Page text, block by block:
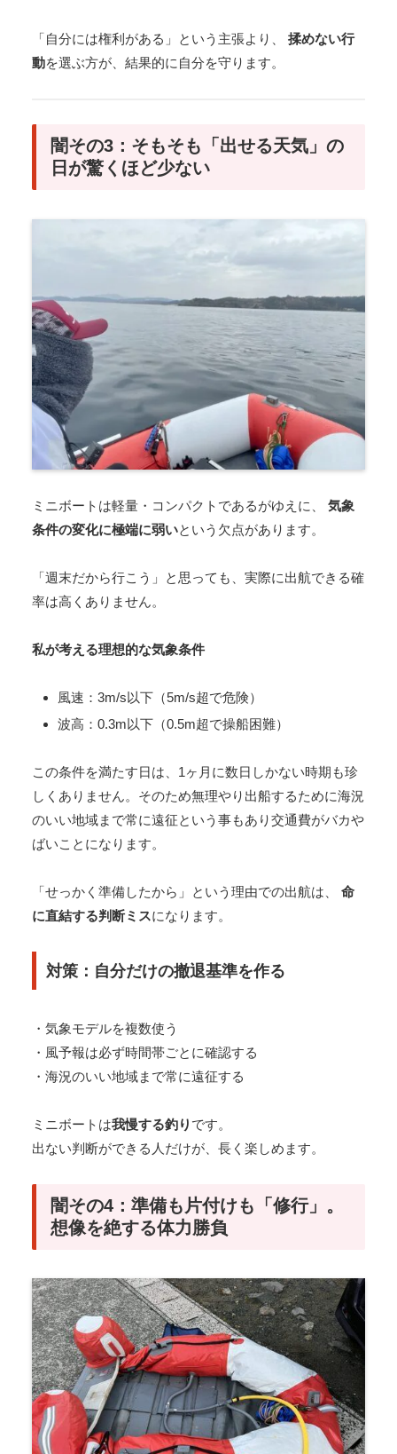
「自分には権利がある」という主張より、 揉めない行
動を選ぶ方が、結果的に自分を守ります。
闇その3：そもそも「出せる天気」の
日が驚くほど少ない
ミニボートは軽量・コンパクトであるがゆえに、 気象
条件の変化に極端に弱いという欠点があります。
「週末だから行こう」と思っても、実際に出航できる確
率は高くありません。
私が考える理想的な気象条件
風速：3m/s以下（5m/s超で危険）
波高：0.3m以下（0.5m超で操船困難）
この条件を満たす日は、1ヶ月に数日しかない時期も珍
しくありません。そのため無理やり出船するために海況
のいい地域まで常に遠征という事もあり交通費がバカや
ばいことになります。
「せっかく準備したから」という理由での出航は、 命
に直結する判断ミスになります。
対策：自分だけの撤退基準を作る
・気象モデルを複数使う
・風予報は必ず時間帯ごとに確認する
・海況のいい地域まで常に遠征する
ミニボートは我慢する釣り です。
出ない判断ができる人だけが、長く楽しめます。
闇その4：準備も片付けも「修行」。
想像を絶する体力勝負